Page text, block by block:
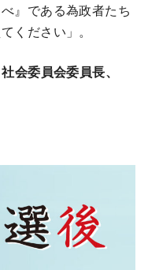
』である為政者たち
ください」。
会委員会委員長、